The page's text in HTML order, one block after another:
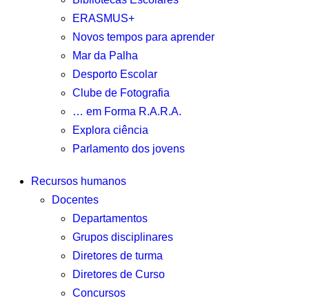
ERASMUS+
Novos tempos para aprender
Mar da Palha
Desporto Escolar
Clube de Fotografia
… em Forma R.A.R.A.
Explora ciência
Parlamento dos jovens
Recursos humanos
Docentes
Departamentos
Grupos disciplinares
Diretores de turma
Diretores de Curso
Concursos